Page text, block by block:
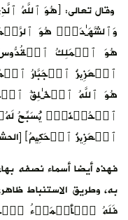
وقال تعالى: ﴿هُوَ
وَٱلشَّهَـٰدَةِۖ هُوَ
هُوَ ٱلۡمَلِكُ
ٱلۡعَزِیزُ ٱلۡجَبَّارُ
هُوَ ٱللَّهُ ٱلۡخَـٰلِقُ
ٱلۡحُسۡنَىٰۚ یُسَبِّحُ
ٱلۡعَزِیزُ ٱلۡحَكِیمُ﴾ [الحشر
فهذه أيضا أسماء نصفه
به، وطريق الاستنباط
فَلَهُ ٱلۡأَسۡمَاۤءُ